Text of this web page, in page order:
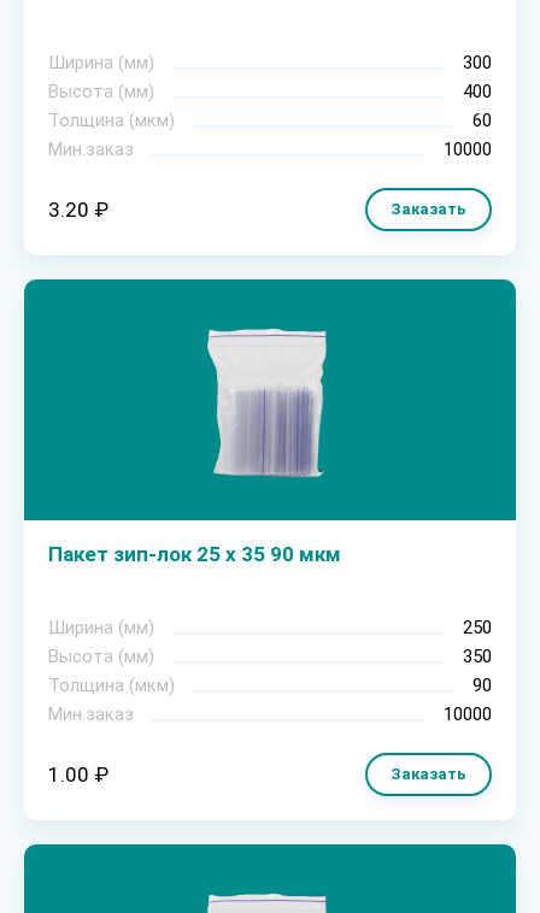
Ширина (мм)
300
Высота (мм)
400
Толщина (мкм)
60
Мин.заказ
10000
3.20 ₽ Заказать
Пакет зип-лок 25 х 35 90 мкм
Ширина (мм)
250
Высота (мм)
350
Толщина (мкм)
90
Мин.заказ
10000
1.00 ₽ Заказать